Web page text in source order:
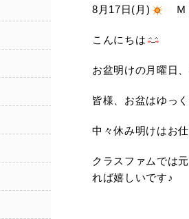
8月17日(月) Ｍ
こんにちは
お盆明けの月曜日
皆様、お盆はゆっ
中々休み明けはお
クラスファムでは
れば嬉しいです♪